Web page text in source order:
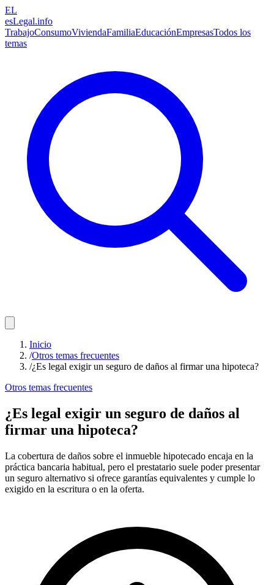
EL
esLegal.info
TrabajoConsumoViviendaFamiliaEducaciónEmpresasTodos los
temas
Inicio
/Otros temas frecuentes
/¿Es legal exigir un seguro de daños al firmar una hipoteca?
Otros temas frecuentes
¿Es legal exigir un seguro de daños al
firmar una hipoteca?
La cobertura de daños sobre el inmueble hipotecado encaja en la
práctica bancaria habitual, pero el prestatario suele poder presentar
un seguro alternativo si ofrece garantías equivalentes y cumple lo
exigido en la escritura o en la oferta.